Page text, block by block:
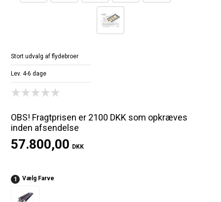
Stort udvalg af flydebroer
Lev. 4-6 dage
OBS! Fragtprisen er 2100 DKK som opkræves
inden afsendelse
57.800,00 DKK
1 Vælg Farve